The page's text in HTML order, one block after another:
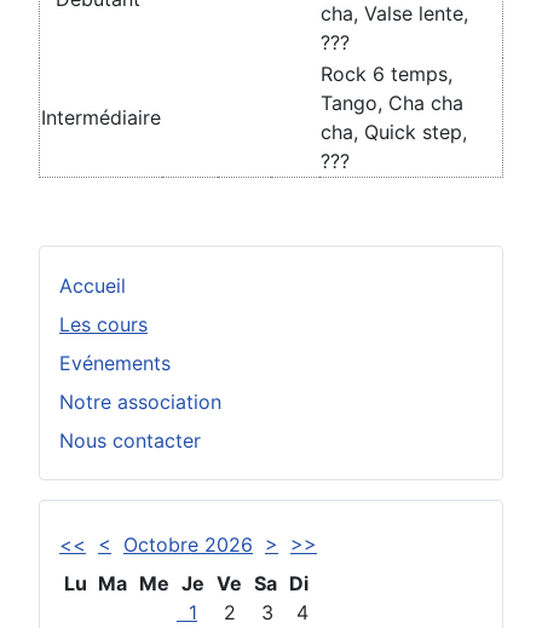
Accueil
Les cours
Evénements
Notre association
Nous contacter
<< < Octobre 2026 >
>>
Lu Ma Me Je Ve Sa Di
1
2 3
4
cha, Valse lente,
???
Intermédiaire
Rock 6 temps,
Tango, Cha cha
cha, Quick step,
???